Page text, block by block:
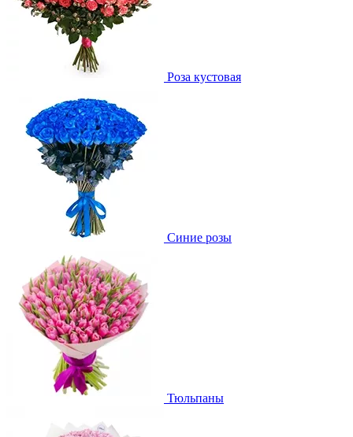
Роза кустовая
Синие розы
Тюльпаны